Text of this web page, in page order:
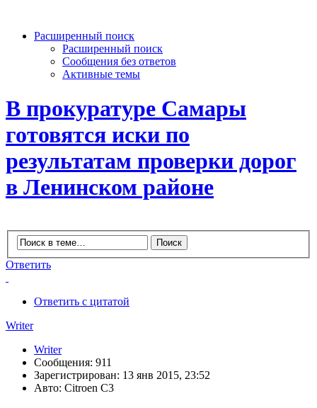
Расширенный поиск
Расширенный поиск
Сообщения без ответов
Активные темы
В прокуратуре Самары
готовятся иски по
результатам проверки дорог
в Ленинском районе
Ответить
Ответить с цитатой
Writer
Writer
Сообщения: 911
Зарегистрирован: 13 янв 2015, 23:52
Авто: Citroen C3